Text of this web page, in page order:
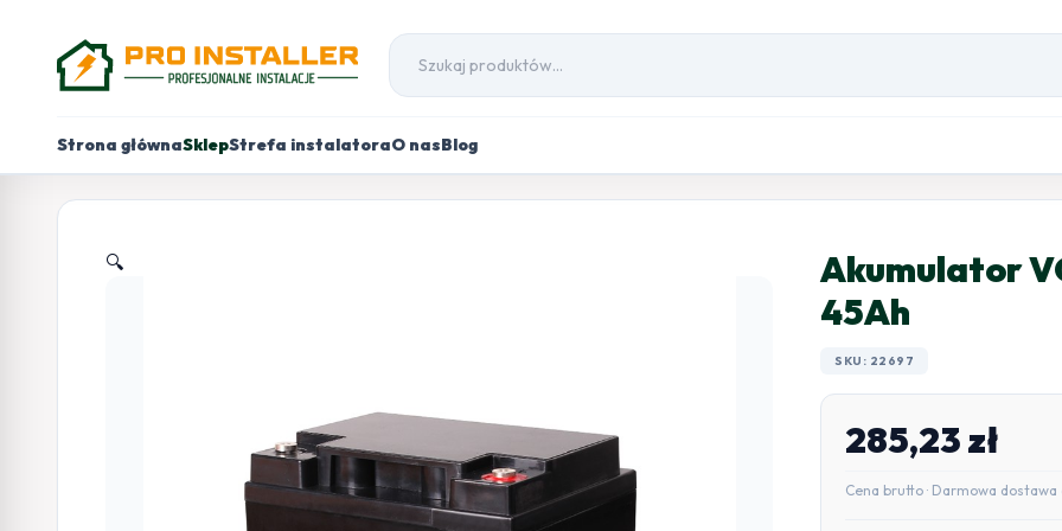
Strona głównaSklepStrefa instalatoraO nasBlog
🔍
Akumulator
45Ah
SKU: 22697
285,23zł
Cena brutto · Darmowa dostawa